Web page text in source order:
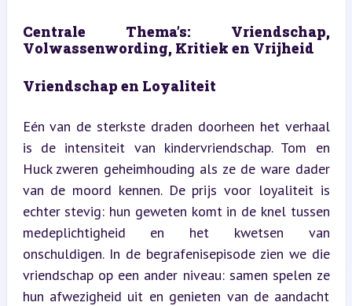
Centrale Thema’s: Vriendschap,
Volwassenwording, Kritiek en Vrijheid
Vriendschap en Loyaliteit
Eén van de sterkste draden doorheen het verhaal
is de intensiteit van kindervriendschap. Tom en
Huck zweren geheimhouding als ze de ware dader
van de moord kennen. De prijs voor loyaliteit is
echter stevig: hun geweten komt in de knel tussen
medeplichtigheid en het kwetsen van
onschuldigen. In de begrafenisepisode zien we die
vriendschap op een ander niveau: samen spelen ze
hun afwezigheid uit en genieten van de aandacht